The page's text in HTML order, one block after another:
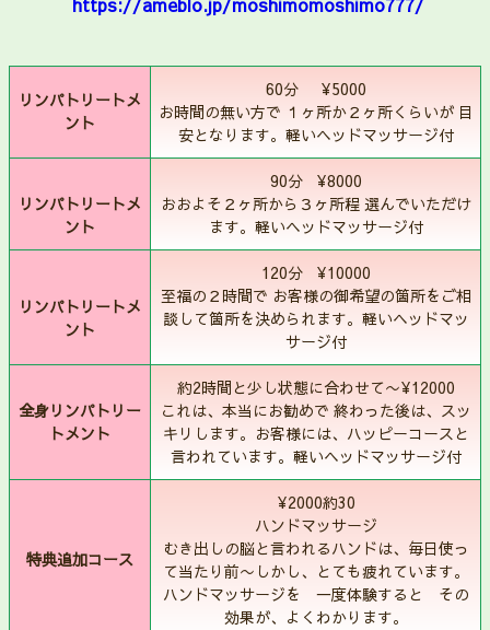
リンパトリートメ
ント
60分 ¥5000
お時間の無い方で １ヶ所か２ヶ所くらいが 目
安となります。軽いヘッドマッサージ付
リンパトリートメ
ント
90分 ¥8000
おおよそ２ヶ所から３ヶ所程 選んでいただけ
ます。軽いヘッドマッサージ付
リンパトリートメ
ント
120分 ¥10000
至福の２時間で お客様の御希望の箇所をご相
談して箇所を決められます。軽いヘッドマッ
サージ付
全身リンパトリー
トメント
約2時間と少し状態に合わせて〜¥12000
これは、本当にお勧めで 終わった後は、スッ
キリします。お客様には、ハッピーコースと
言われています。軽いヘッドマッサージ付
特典追加コース
¥2000約30
ハンドマッサージ
むき出しの脳と言われるハンドは、毎日使っ
て当たり前〜しかし、とても疲れています。
ハンドマッサージを 一度体験すると その
効果が、よくわかります。